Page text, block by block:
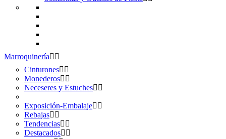
Marroquinería
Cinturones
Monederos
Neceseres y Estuches
Exposición-Embalaje
Rebajas
Tendencias
Destacados